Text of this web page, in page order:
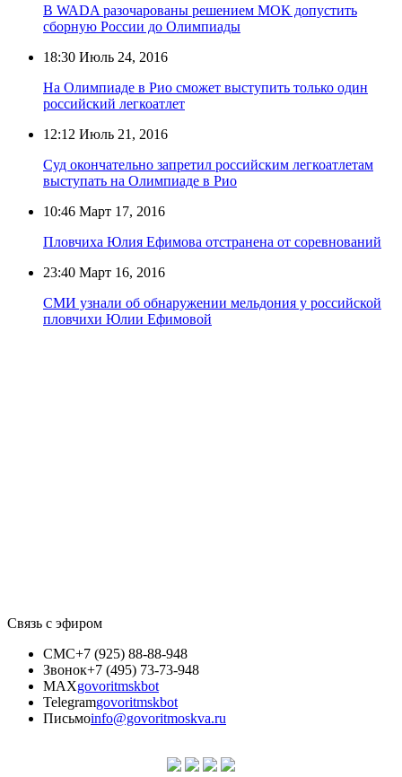
В WADA разочарованы решением МОК допустить
сборную России до Олимпиады
18:30 Июль 24, 2016
На Олимпиаде в Рио сможет выступить только один
российский легкоатлет
12:12 Июль 21, 2016
Суд окончательно запретил российским легкоатлетам
выступать на Олимпиаде в Рио
10:46 Март 17, 2016
Пловчиха Юлия Ефимова отстранена от соревнований
23:40 Март 16, 2016
СМИ узнали об обнаружении мельдония у российской
пловчихи Юлии Ефимовой
Связь с эфиром
СМС+7 (925) 88-88-948
Звонок+7 (495) 73-73-948
MAXgovoritmskbot
Telegramgovoritmskbot
Письмоinfo@govoritmoskva.ru